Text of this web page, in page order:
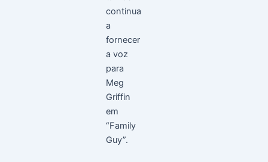
continua
a
fornecer
a voz
para
Meg
Griffin
em
“Family
Guy”.